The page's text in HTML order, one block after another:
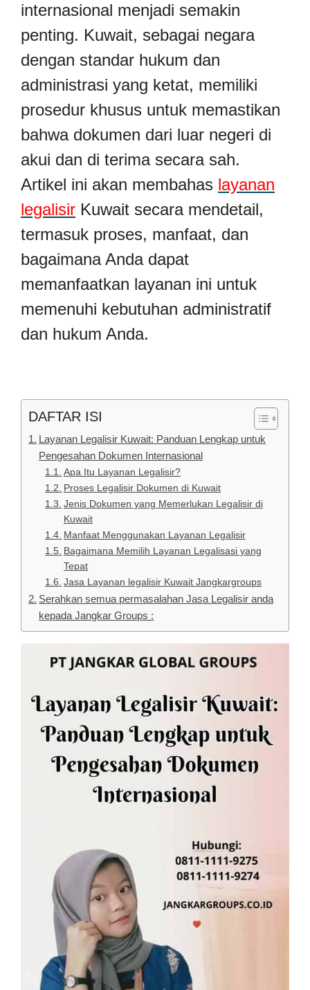
internasional menjadi semakin
penting. Kuwait, sebagai negara
dengan standar hukum dan
administrasi yang ketat, memiliki
prosedur khusus untuk memastikan
bahwa dokumen dari luar negeri di
akui dan di terima secara sah.
Artikel ini akan membahas layanan
legalisir Kuwait secara mendetail,
termasuk proses, manfaat, dan
bagaimana Anda dapat
memanfaatkan layanan ini untuk
memenuhi kebutuhan administratif
dan hukum Anda.
DAFTAR ISI
Layanan Legalisir Kuwait: Panduan Lengkap untuk
Pengesahan Dokumen Internasional
Apa Itu Layanan Legalisir?
Proses Legalisir Dokumen di Kuwait
Jenis Dokumen yang Memerlukan Legalisir di
Kuwait
Manfaat Menggunakan Layanan Legalisir
Bagaimana Memilih Layanan Legalisasi yang
Tepat
Jasa Layanan legalisir Kuwait Jangkargroups
Serahkan semua permasalahan Jasa Legalisir anda
kepada Jangkar Groups :